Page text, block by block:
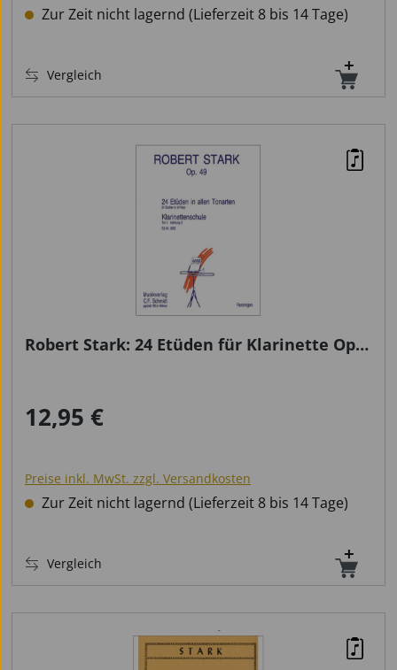
Zur Zeit nicht lagernd (Lieferzeit 8 bis 14 Tage)
Vergleich
Robert Stark: 24 Etüden für Klarinette Op.
Regulärer Preis:
12,95 €
Preise inkl. MwSt. zzgl. Versandkosten
Zur Zeit nicht lagernd (Lieferzeit 8 bis 14 Tage)
Vergleich